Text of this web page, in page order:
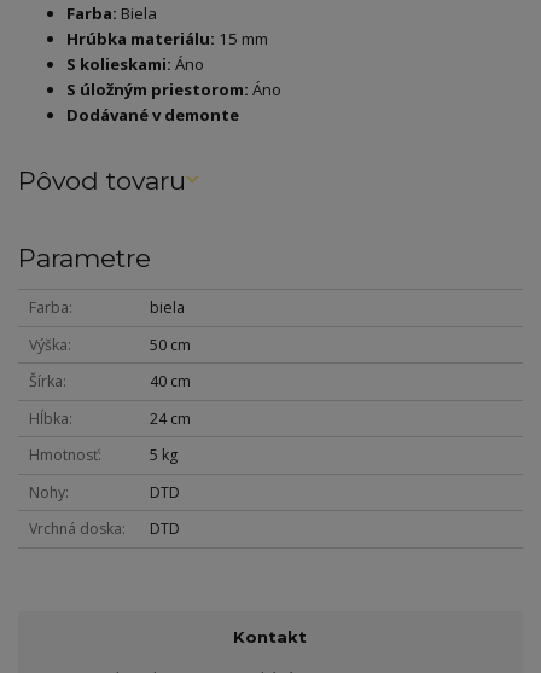
Farba: Biela
Hrúbka materiálu: 15 mm
S kolieskami: Áno
S úložným priestorom: Áno
Dodávané v demonte
Pôvod tovaru
Parametre
Farba
biela
Výška
50 cm
Šírka
40 cm
Hĺbka
24 cm
Hmotnosť
5 kg
Nohy
DTD
Vrchná doska
DTD
Kontakt